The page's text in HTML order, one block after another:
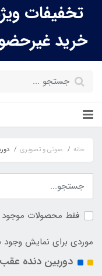
تخفیفات
خرید
خانه صوتی و تصویری
فقط محصولات موجود
موردی برای نمایش وجود
دوربین دنده عقب